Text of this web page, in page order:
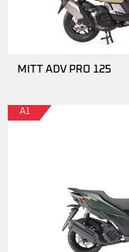
MITT ADV PRO 125
A1